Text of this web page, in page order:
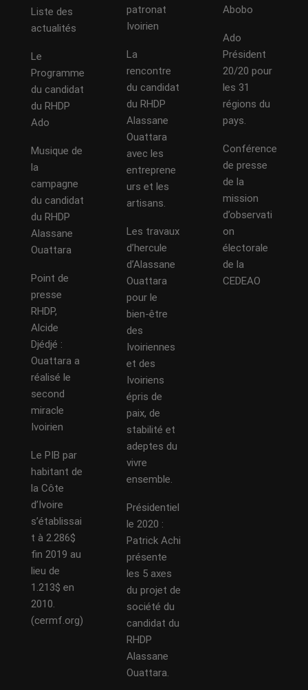
Liste des
actualités
Le
Programme
du candidat
du RHDP
Ado
Musique de
la
campagne
du candidat
du RHDP
Alassane
Ouattara
Point de
presse
RHDP,
Alcide
Djédjé :
Ouattara a
réalisé le
second
miracle
Ivoirien
Le PIB par
habitant de
la Côte
d’Ivoire
s’établissai
t à 2.286$
fin 2019 au
lieu de
1.213$ en
2010.
(cermf.org)
patronat
Ivoirien
La
rencontre
du candidat
du RHDP
Alassane
Ouattara
avec les
entreprene
urs et les
artisans.
Les travaux
d’hercule
d’Alassane
Ouattara
pour le
bien-être
des
Ivoiriennes
et des
Ivoiriens
épris de
paix, de
stabilité et
adeptes du
vivre
ensemble.
Présidentiel
le 2020 :
Patrick Achi
présente
les 5 axes
du projet de
société du
candidat du
RHDP
Alassane
Ouattara.
Abobo
Ado
Président
20/20 pour
les 31
régions du
pays.
Conférence
de presse
de la
mission
d’observati
on
électorale
de la
CEDEAO